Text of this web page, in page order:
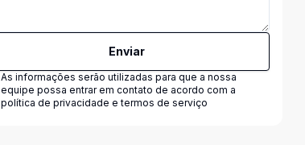
Enviar
As informações serão utilizadas para que a nossa
equipe possa entrar em contato de acordo com a
política de privacidade e termos de serviço